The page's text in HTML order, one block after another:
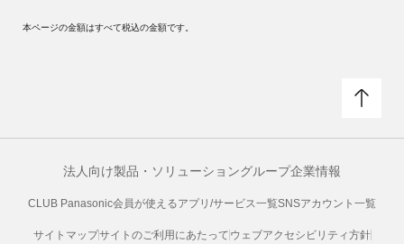
本ページの金額はすべて税込の金額です。
法人向け製品・ソリューショングループ企業情報
CLUB Panasonic会員が使えるアプリ/サービス一覧SNSアカウント一覧
サイトマップサイトのご利用にあたって ウェブアクセシビリティ方針